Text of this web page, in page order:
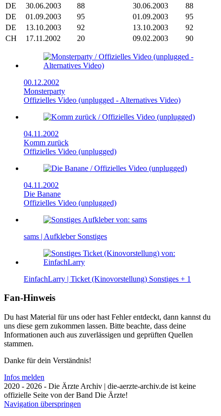
DE
30.06.2003 88 30.06.2003
88
DE
01.09.2003 95 01.09.2003
95
DE
13.10.2003 92 13.10.2003
92
CH
17.11.2002 20 09.02.2003 90
00.12.2002
Monsterparty
Offizielles Video (unplugged - Alternatives Video)
04.11.2002
Komm zurück
Offizielles Video (unplugged)
04.11.2002
Die Banane
Offizielles Video (unplugged)
sams | Aufkleber Sonstiges
EinfachLarry | Ticket (Kinovorstellung) Sonstiges + 1
Fan-Hinweis
Du hast Material für uns oder hast Fehler entdeckt, dann kannst du
uns diese gern zukommen lassen. Bitte beachte, dass deine
Informationen auch aus zuverlässigen und geprüften Quellen
stammen.
Danke für dein Verständnis!
Infos melden
2020 - 2026 - Die Ärzte Archiv | die-aerzte-archiv.de ist keine
offizielle Seite von der Band Die Ärzte!
Navigation überspringen